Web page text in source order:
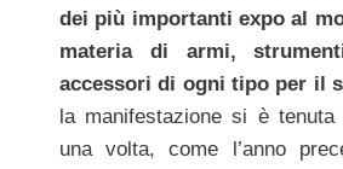
dei più importanti expo al
materia di armi,
accessori di ogni tipo per il
la manifestazione si è tenuta
una volta, come l’anno